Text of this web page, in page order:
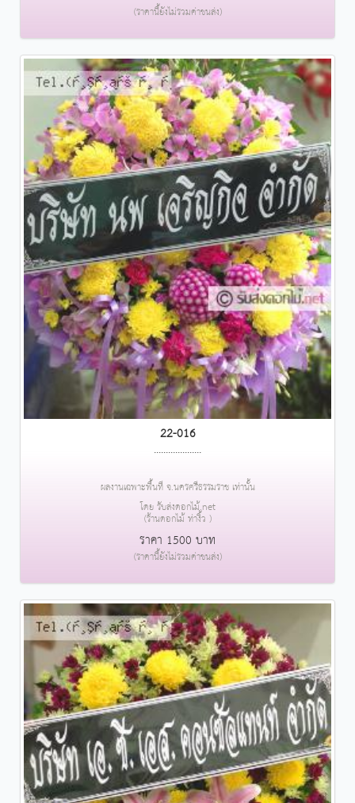
(ราคานี้ยังไม่รวมค่าขนส่ง)
22-016
....................
ผลงานเฉพาะพื้นที่ จ.นครศรีธรรมราช เท่านั้น
โดย รับส่งดอกไม้.net
(ร้านดอกไม้ ท่างิ้ว )
ราคา 1500 บาท
(ราคานี้ยังไม่รวมค่าขนส่ง)